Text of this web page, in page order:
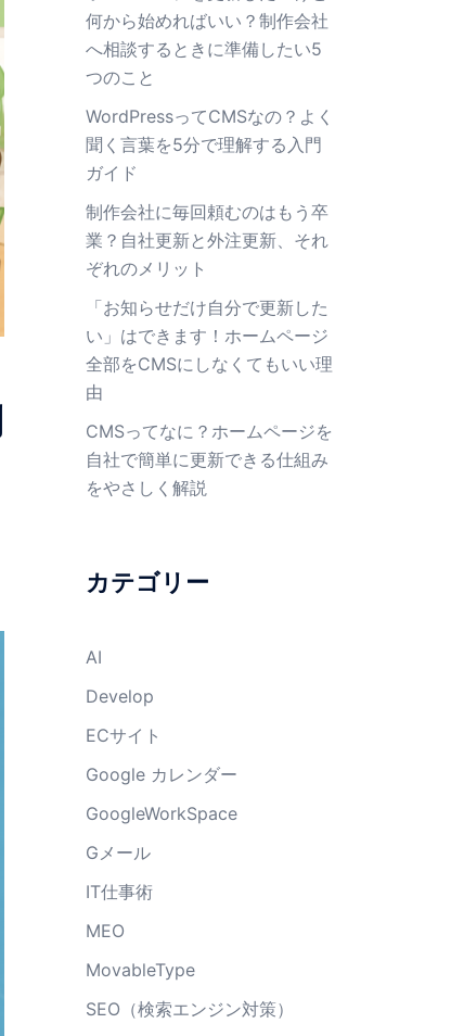
何から始めればいい？制作会社
へ相談するときに準備したい5
つのこと
WordPressってCMSなの？よく
聞く言葉を5分で理解する入門
ガイド
制作会社に毎回頼むのはもう卒
業？自社更新と外注更新、それ
ぞれのメリット
「お知らせだけ自分で更新した
い」はできます！ホームページ
全部をCMSにしなくてもいい理
由
CMSってなに？ホームページを
自社で簡単に更新できる仕組み
をやさしく解説
カテゴリー
AI
Develop
ECサイト
Google カレンダー
GoogleWorkSpace
Gメール
IT仕事術
MEO
MovableType
SEO（検索エンジン対策）